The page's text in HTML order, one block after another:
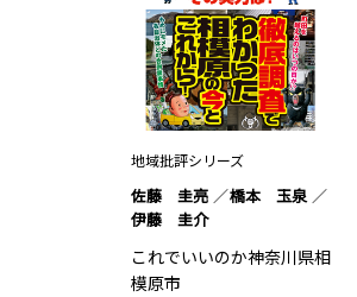
地域批評シリーズ
佐藤 圭亮
橋本 玉泉
伊藤 圭介
これでいいのか神奈川県相
模原市